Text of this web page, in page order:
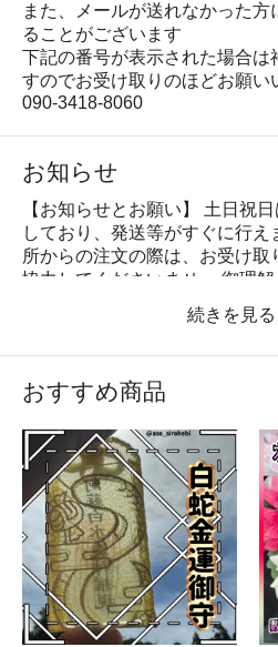
また、メールが送れなかった
ることがございます
下記の番号が表示された場合は
すのでお受け取りのほどお願い
090-3418-8060
お知らせ
【お知らせとお願い】 土日祝
しており、発送等がすぐに行
所からの注文の際は、お受け取
協力してくださいませ。 御理解
ます。 年末年始や、天候等の
時などのご希望に添えない事が
【キャンセル】 自動注文確認メ
確定し、祈願・梱包後発送準
すので、キャンセルを受け付け
承ください。注文後キャンセ
て下さい。 【返品】 発送後、
扱いとなった場合、返品に伴う
させて頂く事がございます。ま
イド製作の為授与品代金の５０
きますので、改めてご了承くだ
ますよう、心を込めて祈願・作
続きを見る
おすすめ商品